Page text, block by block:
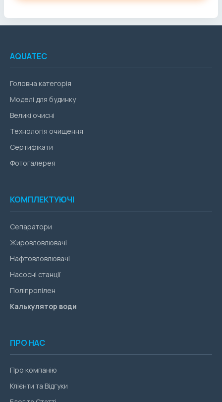
AQUATEC
Головна категорія
Моделі для будинку
Великі очисні
Технологія очищення
Сертифікати
Фотогалерея
КОМПЛЕКТУЮЧІ
Сепаратори
Жировловлювачі
Нафтовловлювачі
Насосні станції
Поліпропілен
Калькулятор води
ПРО НАС
Про компанію
Клієнти та Відгуки